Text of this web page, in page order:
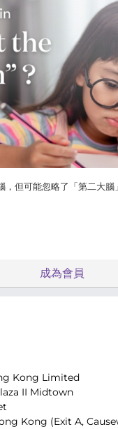
，但可能忽略了「第二大腦
成為會員
Kong Limited
II Midtown
Kong (Exit A,